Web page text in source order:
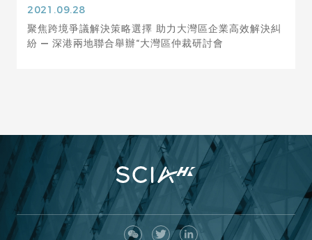
2021.09.28
聚焦跨境爭議解決策略選擇 助力大灣區企業高效解決糾
紛 — 深港兩地聯合舉辦“大灣區仲裁研討會